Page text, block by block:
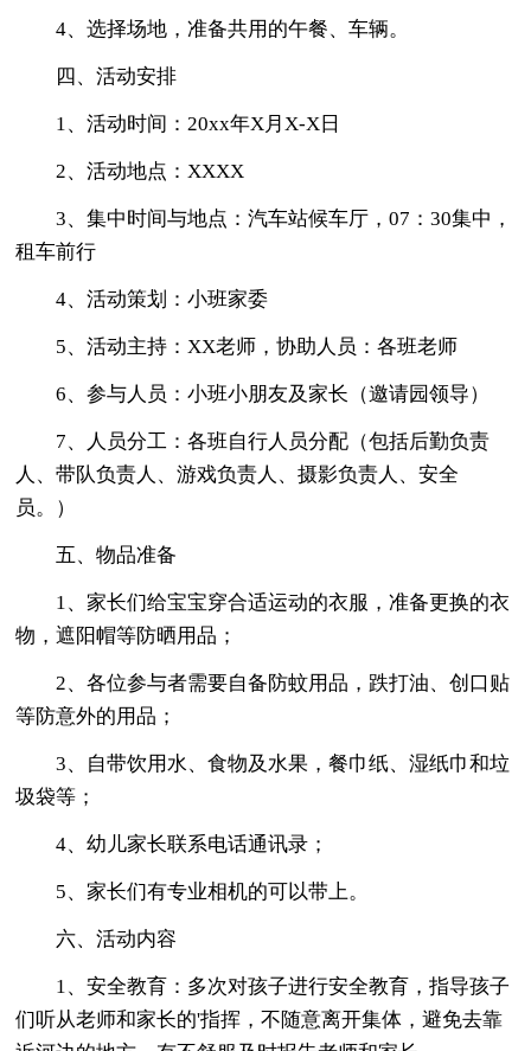
4、选择场地，准备共用的午餐、车辆。
四、活动安排
1、活动时间：20xx年X月X-X日
2、活动地点：XXXX
3、集中时间与地点：汽车站候车厅，07：30集中，
租车前行
4、活动策划：小班家委
5、活动主持：XX老师，协助人员：各班老师
6、参与人员：小班小朋友及家长（邀请园领导）
7、人员分工：各班自行人员分配（包括后勤负责
人、带队负责人、游戏负责人、摄影负责人、安全
员。）
五、物品准备
1、家长们给宝宝穿合适运动的衣服，准备更换的衣
物，遮阳帽等防晒用品；
2、各位参与者需要自备防蚊用品，跌打油、创口贴
等防意外的用品；
3、自带饮用水、食物及水果，餐巾纸、湿纸巾和垃
圾袋等；
4、幼儿家长联系电话通讯录；
5、家长们有专业相机的可以带上。
六、活动内容
1、安全教育：多次对孩子进行安全教育，指导孩子
们听从老师和家长的'指挥，不随意离开集体，避免去靠